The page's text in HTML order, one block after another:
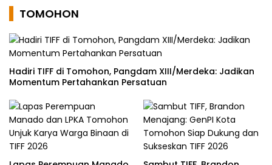
TOMOHON
Hadiri TIFF di Tomohon, Pangdam XIII/Merdeka: Jadikan
Momentum Pertahankan Persatuan